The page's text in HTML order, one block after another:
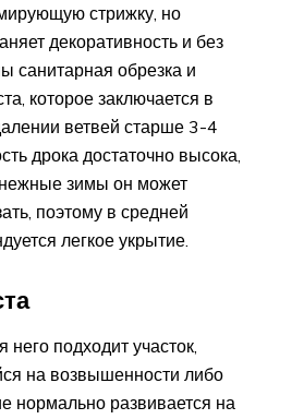
стрижку, но
декоративность и без
санитарная обрезка и
которое заключается в
ветвей старше 3-4
дрока достаточно высока,
зимы он может
поэтому в средней
легкое укрытие.
подходит участок,
на возвышенности либо
нормально развивается на